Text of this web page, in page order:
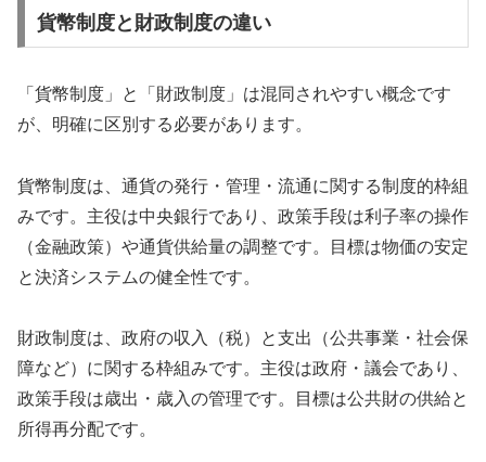
貨幣制度と財政制度の違い
「貨幣制度」と「財政制度」は混同されやすい概念です
が、明確に区別する必要があります。
貨幣制度は、通貨の発行・管理・流通に関する制度的枠組
みです。主役は中央銀行であり、政策手段は利子率の操作
（金融政策）や通貨供給量の調整です。目標は物価の安定
と決済システムの健全性です。
財政制度は、政府の収入（税）と支出（公共事業・社会保
障など）に関する枠組みです。主役は政府・議会であり、
政策手段は歳出・歳入の管理です。目標は公共財の供給と
所得再分配です。